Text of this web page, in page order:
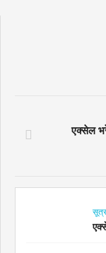
एक्सेल
सूत्र